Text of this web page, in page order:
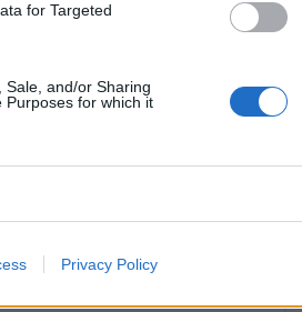
for Targeted
Sale, and/or Sharing
Purposes for which it
Privacy Policy